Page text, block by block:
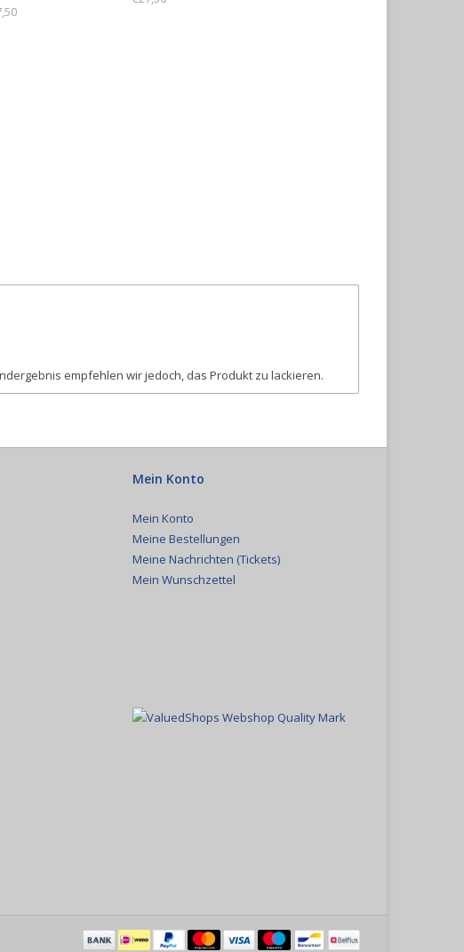
empfehlen wir jedoch, das Produkt zu lackieren.
Mein Konto
Mein Konto
Meine Bestellungen
Meine Nachrichten (Tickets)
Mein Wunschzettel